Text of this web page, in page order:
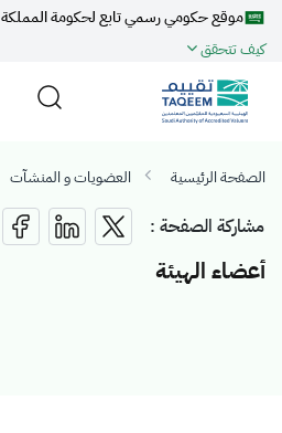
موقع حكومي رسمي تابع لحكومة المملكة
كيف تتحقق
الصفحة الرئيسية العضويات و المنشآت
مشاركة الصفحة :
أعضاء الهيئة